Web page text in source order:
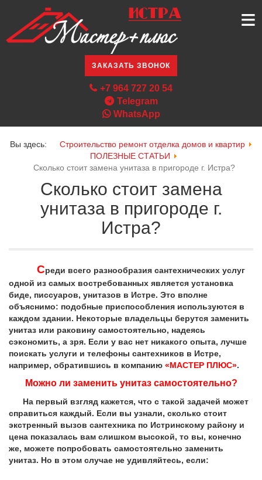
≡
ЗАКАЗАТЬ ЗВОНОК
+7 964 727 20 54
Telegram
WhatsApp
Вы здесь:
Строительство ремонт отделка домов и квартир
ПОЛЕЗНЫЕ СТАТЬИ
Сколько стоит замена унитаза в пригороде г. Истра?
Сколько стоит замена
унитаза в пригороде г.
Истра?
Среди всего разнообразия сантехнических услуг
одной из самых востребованных является установка
биде, писсуаров, унитазов в Истре. Это вполне
объяснимо: подобные приспособления используются в
каждом здании. Некоторые владельцы берутся заменить
унитаз или раковину самостоятельно, надеясь
сэкономить, а зря. Если у вас нет никакого опыта, лучше
поискать услуги и телефоны сантехников в Истре,
например, обратившись в компанию «МАСТЕР ПЛЮС».
Можно ли заменить унитаз самостоятельно?
На первый взгляд кажется, что с такой задачей может
справиться каждый. Если вы узнали, сколько стоит
экстренный вызов сантехника по Истринскому району и
цена показалась вам слишком высокой, то вы, конечно
же, можете попробовать самостоятельно заменить
унитаз. Но в этом случае не удивляйтесь, если: